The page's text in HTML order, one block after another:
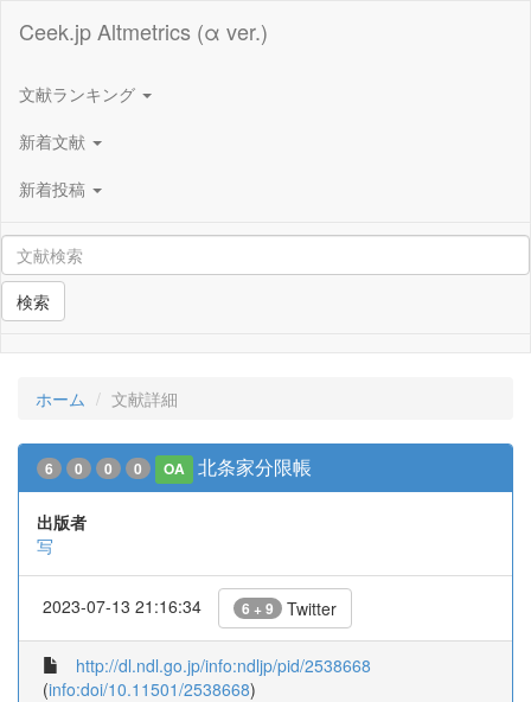
Ceek.jp Altmetrics (α ver.)
文献ランキング
新着文献
新着投稿
検索
ホーム 文献詳細
6 0 0 0 OA 北条家分限帳
出版者
写
2023-07-13 21:16:34 6 + 9 Twitter
http://dl.ndl.go.jp/info:ndljp/pid/2538668
(info:doi/10.11501/2538668)